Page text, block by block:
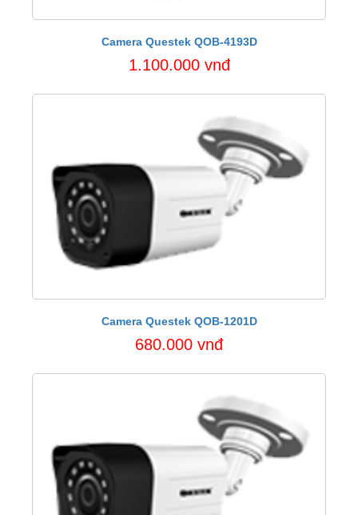
Camera Questek QOB-4193D
1.100.000 vnđ
Camera Questek QOB-1201D
680.000 vnđ